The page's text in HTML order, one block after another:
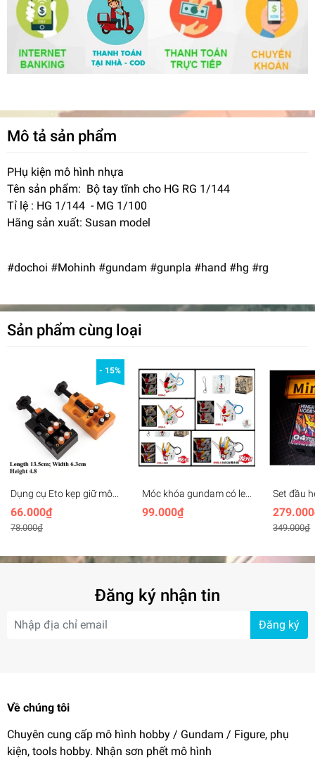
Mô tả sản phẩm
PHụ kiện mô hình nhựa
Tên sản phẩm: Bộ tay tĩnh cho HG RG 1/144
Tỉ lệ : HG 1/144 - MG 1/100
Hãng sản xuất: Susan model
#dochoi #Mohinh #gundam #gunpla #hand #hg #rg
Sản phẩm cùng loại
- 15%
Dụng cụ Eto kẹp giữ mô
hình Mini bench vise
plastic
66.000₫
78.000₫
Móc khóa gundam có led
SD Mecha Head Key
Chain (rx78, unicorn,
99.000₫
Set đầu
MHEX
Vajra 04
349.000₫
Đăng ký nhận tin
Đăng ký
Về chúng tôi
Chuyên cung cấp mô hình hobby / Gundam / Figure, phụ
kiện, tools hobby. Nhận sơn phết mô hình